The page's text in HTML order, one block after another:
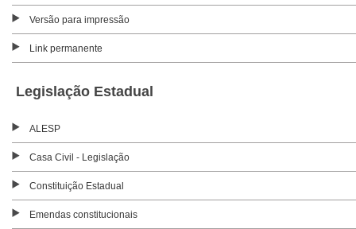
Versão para impressão
Link permanente
Legislação Estadual
ALESP
Casa Civil - Legislação
Constituição Estadual
Emendas constitucionais